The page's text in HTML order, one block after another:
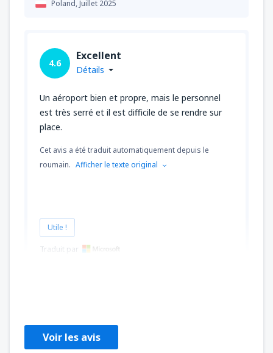
Poland,Juillet 2025
4.6
Excellent
Détails
Un aéroport bien et propre, mais le personnel
est très serré et il est difficile de se rendre sur
place.
Cet avis a été traduit automatiquement depuis le
roumain. Afficher le texte original
Utile !
Traduit par
Voir les avis